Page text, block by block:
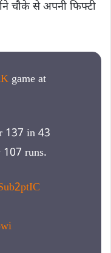
चौके से अपनी फिफ्टी
game at
137 in 43
runs.